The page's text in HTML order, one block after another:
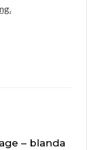
– blanda